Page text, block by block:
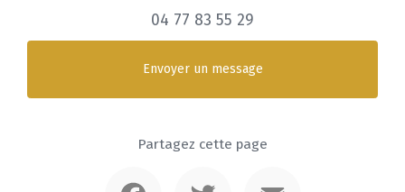
04 77 83 55 29
Envoyer un message
Partagez cette page